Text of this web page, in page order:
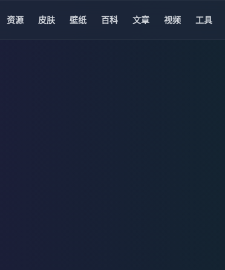
资源 皮肤 壁纸 百科 文章 视频 工具